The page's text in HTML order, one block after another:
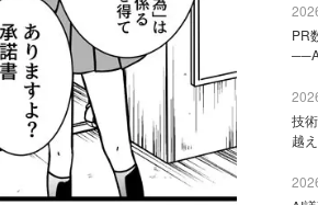
PR
技
越